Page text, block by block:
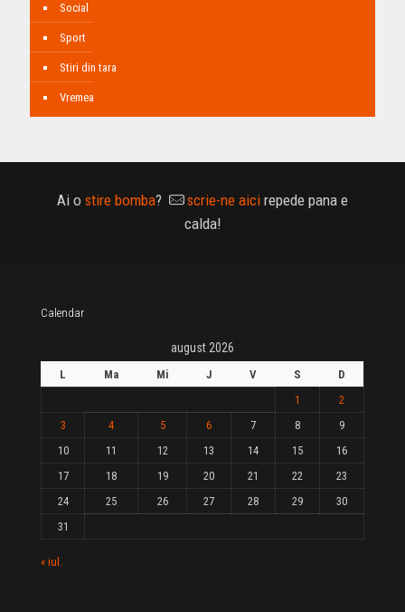
Social
Sport
Stiri din tara
Vremea
Ai o stire bomba? scrie-ne aici repede pana e
calda!
Calendar
august 2026
L Ma Mi J V S
D
1
2
3
4 5 6 7 8
9
10
11 12 13 14 15
16
17
18 19 20 21 22
23
24
25 26 27 28 29
30
31
« iul.